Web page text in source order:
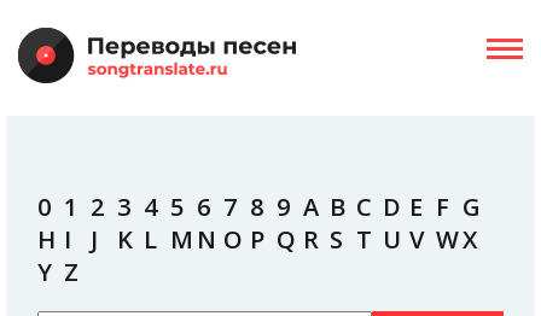
0 1 2 3 4 5 6 7 8 9 A B C D E F G
H I J K L M N O P Q R S T U V WX
Y Z